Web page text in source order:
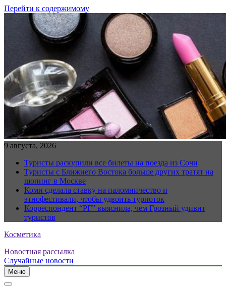
Перейти к содержимому
9 августа, 2026
Туристы раскупили все билеты на поезда из Сочи
Туристы с Ближнего Востока больше других тратят на
шопинг в Москве
Коми сделала ставку на паломничество и
этнофестивали, чтобы удвоить турпоток
Корреспондент “РГ” выяснила, чем Грозный удивит
туристов
Косметика
Новостная рассылка
Случайные новости
Меню